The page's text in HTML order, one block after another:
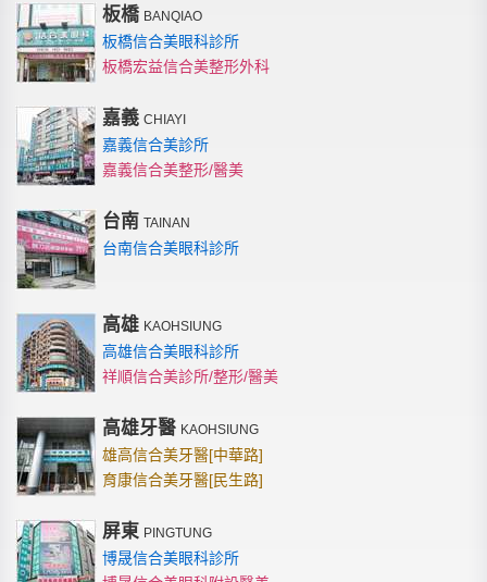
板橋 BANQIAO
板橋信合美眼科診所
板橋宏益信合美整形外科
嘉義 CHIAYI
嘉義信合美診所
嘉義信合美整形/醫美
台南 TAINAN
台南信合美眼科診所
高雄 KAOHSIUNG
高雄信合美眼科診所
祥順信合美診所/整形/醫美
高雄牙醫 KAOHSIUNG
雄高信合美牙醫[中華路]
育康信合美牙醫[民生路]
屏東 PINGTUNG
博晟信合美眼科診所